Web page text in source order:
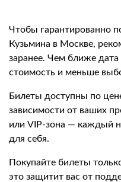
Чтобы гарантированно
Кузьмина в Москве,
заранее. Чем ближе
стоимость и меньше
Билеты доступны по
зависимости от ваших
или VIP-зона — каждый
для себя.
Покупайте билеты
это защитит вас от